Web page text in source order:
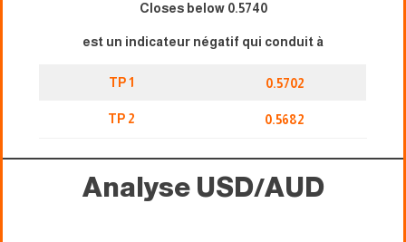
Closes below 0.5740
est un indicateur négatif qui conduit à
TP 1 0.5702
TP 2 0.5682
Analyse USD/AUD